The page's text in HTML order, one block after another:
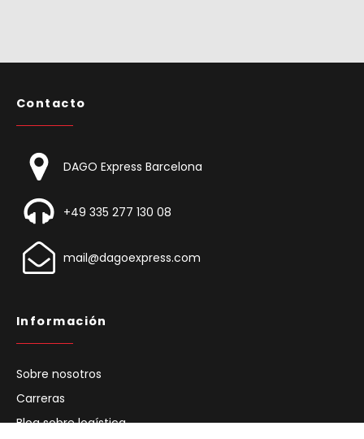
Contacto
DAGO Express Barcelona
+49 335 277 130 08
mail@dagoexpress.com
Información
Sobre nosotros
Carreras
Blog sobre logística